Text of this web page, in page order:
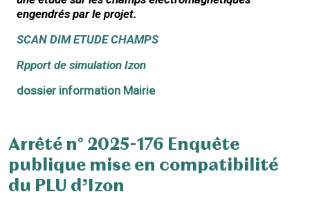
engendrés par le projet.
SCAN DIM ETUDE CHAMPS
Rpport de simulation Izon
dossier information Mairie
Arrêté n° 2025-176 Enquête
publique mise en compatibilité
du PLU d’Izon